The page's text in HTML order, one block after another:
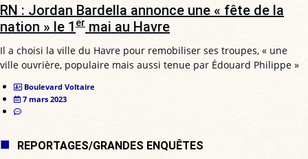
RN : Jordan Bardella annonce une « fête de la
nation » le 1 er mai au Havre
Il a choisi la ville du Havre pour remobiliser ses troupes, « une
ville ouvrière, populaire mais aussi tenue par Édouard Philippe »
Boulevard Voltaire
7 mars 2023
REPORTAGES/GRANDES ENQUÊTES